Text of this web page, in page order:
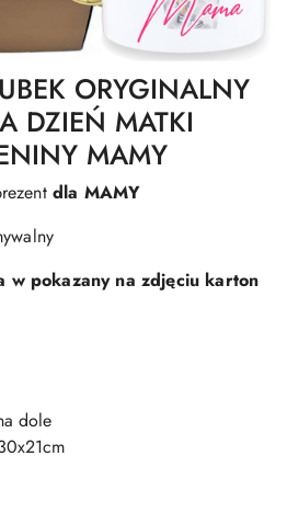
ORYGINALNY
DZIEŃ MATKI
MAMY
dla MAMY
w pokazany na zdjęciu karton
dole